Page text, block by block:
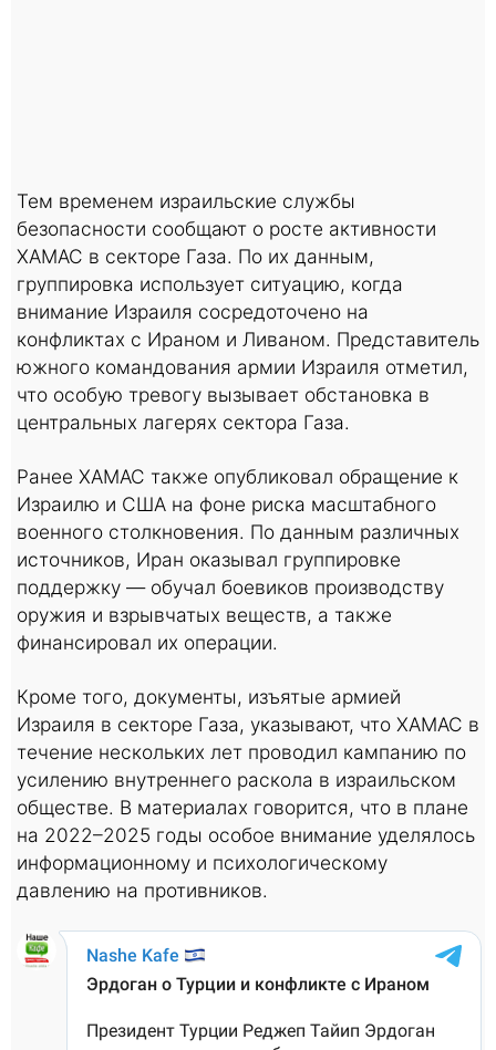
Тем временем израильские службы
безопасности сообщают о росте активности
ХАМАС в секторе Газа. По их данным,
группировка использует ситуацию, когда
внимание Израиля сосредоточено на
конфликтах с Ираном и Ливаном. Представитель
южного командования армии Израиля отметил,
что особую тревогу вызывает обстановка в
центральных лагерях сектора Газа.
Ранее ХАМАС также опубликовал обращение к
Израилю и США на фоне риска масштабного
военного столкновения. По данным различных
источников, Иран оказывал группировке
поддержку — обучал боевиков производству
оружия и взрывчатых веществ, а также
финансировал их операции.
Кроме того, документы, изъятые армией
Израиля в секторе Газа, указывают, что ХАМАС в
течение нескольких лет проводил кампанию по
усилению внутреннего раскола в израильском
обществе. В материалах говорится, что в плане
на 2022–2025 годы особое внимание уделялось
информационному и психологическому
давлению на противников.